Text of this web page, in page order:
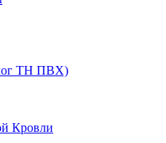
ТН ПВХ)
Кровли